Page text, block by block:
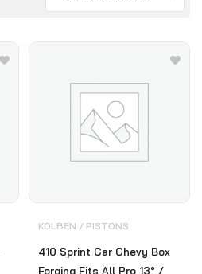
KOLBEN / PISTONS
410 Sprint Car Chevy Box
Forging Fits All Pro 13° /